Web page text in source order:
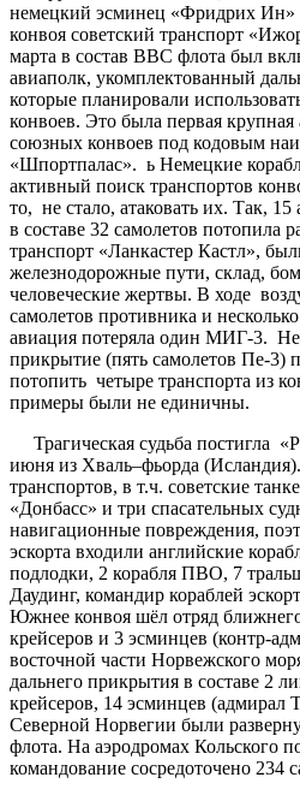
немецкий эсминец «Фридрих Ин»
конвоя советский транспорт
марта в состав ВВС флота был
авиаполк, укомплектованный
которые планировали
конвоев. Это была первая
союзных конвоев под кодовым
«Шпортпалас». ь Немецкие
активный поиск транспортов
то, не стало, атаковать их. Так,
в составе 32 самолетов потопила
транспорт «Ланкастер Кастл»,
железнодорожные пути, склад,
человеческие жертвы. В ходе
самолетов противника и
авиация потеряла один МИГ-3.
прикрытие (пять самолетов Пе-3)
потопить четыре транспорта из
примеры были не единичны.
Трагическая судьба постигла
июня из Хваль–фьорда
транспортов, в т.ч. советские
«Донбасс» и три спасательных
навигационные повреждения,
эскорта входили английские
подлодки, 2 корабля ПВО, 7
Даудинг, командир кораблей
Южнее конвоя шёл отряд
крейсеров и 3 эсминцев (контр-
восточной части Норвежского
дальнего прикрытия в составе 2
крейсеров, 14 эсминцев (адмирал
Северной Норвегии были
флота. На аэродромах Кольского
командование сосредоточено 234